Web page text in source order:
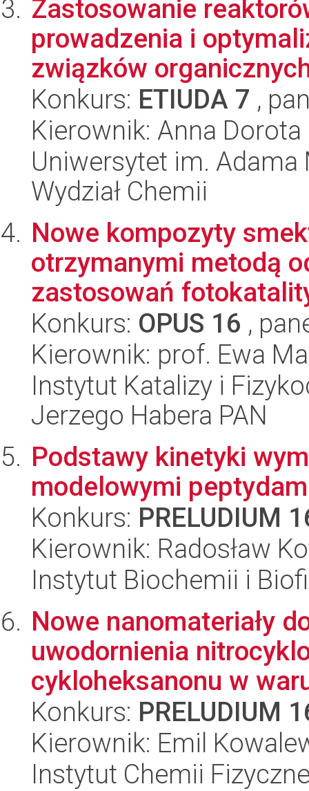
Zastosowanie
prowadzenia i
związków
Konkurs: ETIUDA 7 ,
Kierownik: Anna
Uniwersytet im.
Wydział Chemii
Nowe kompozyty
otrzymanymi metodą
zastosowań
Konkurs: OPUS 16 ,
Kierownik: prof. Ewa
Instytut Katalizy i
Jerzego Habera PAN
Podstawy kinetyki
modelowymi
Konkurs: PRELUDIUM
Kierownik: Radosław
Instytut Biochemii i
Nowe nanomateriały
uwodornienia
cykloheksanonu w
Konkurs: PRELUDIUM
Kierownik: Emil
Instytut Chemii